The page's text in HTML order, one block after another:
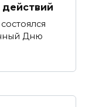
Дню